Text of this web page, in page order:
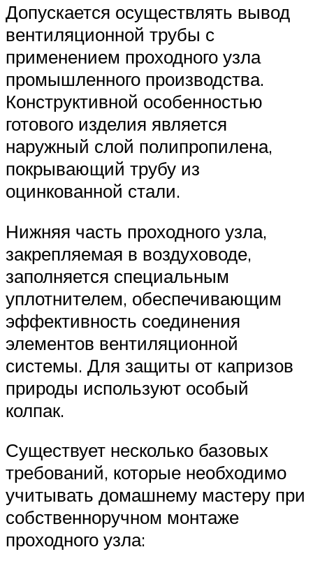
Допускается осуществлять вывод
вентиляционной трубы с
применением проходного узла
промышленного производства.
Конструктивной особенностью
готового изделия является
наружный слой полипропилена,
покрывающий трубу из
оцинкованной стали.
Нижняя часть проходного узла,
закрепляемая в воздуховоде,
заполняется специальным
уплотнителем, обеспечивающим
эффективность соединения
элементов вентиляционной
системы. Для защиты от капризов
природы используют особый
колпак.
Существует несколько базовых
требований, которые необходимо
учитывать домашнему мастеру при
собственноручном монтаже
проходного узла: